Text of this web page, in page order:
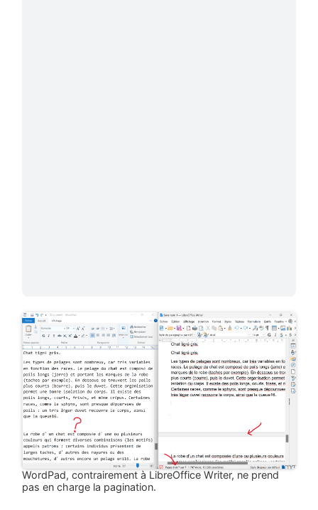
WordPad, contrairement à LibreOffice Writer, ne prend
pas en charge la pagination.